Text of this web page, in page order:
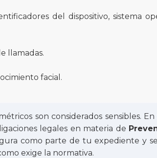
del dispositivo, sistema
llamadas.
facial.
son considerados sensibles.
legales en materia de
como parte de tu expediente y
exige la normativa.